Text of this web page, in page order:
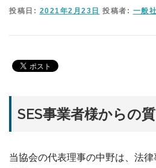
投稿日: 2021年2月23日 投稿者: 一般
SES事業者様からの
当協会の代表理事の中野は、法